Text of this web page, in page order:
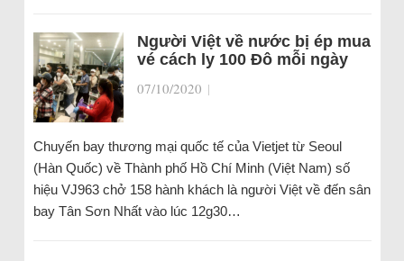
Người Việt về nước bị ép mua
vé cách ly 100 Đô mỗi ngày
07/10/2020 |
Chuyến bay thương mại quốc tế của Vietjet từ Seoul
(Hàn Quốc) về Thành phố Hồ Chí Minh (Việt Nam) số
hiệu VJ963 chở 158 hành khách là người Việt về đến sân
bay Tân Sơn Nhất vào lúc 12g30…